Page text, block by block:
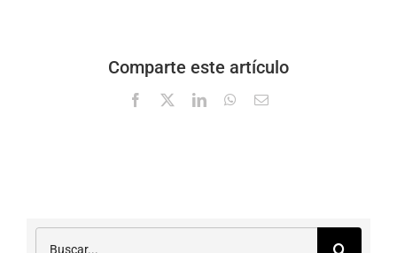
Comparte este artículo
Facebook LinkedInWhatsApp
Correo